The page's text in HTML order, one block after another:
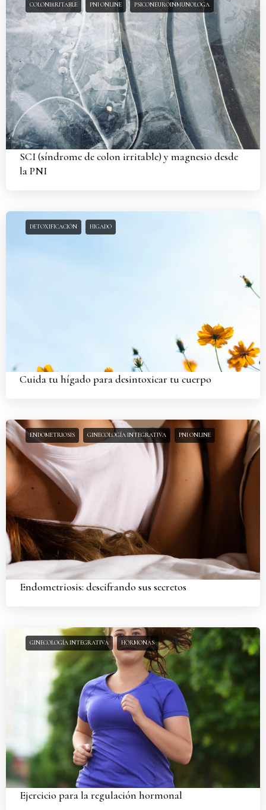
COLONIRRITABLE PNI ONLINE PSICONEUROINMUNOLOGA
SCI (síndrome de colon irritable) y magnesio desde
la PNI
DETOXIFICACIÓN HIGADO
Cuida tu hígado para desintoxicar tu cuerpo
ENDOMETRIOSIS GINECOLOGÍA INTEGRATIVA PNI ONLINE
Endometriosis: descifrando sus secretos
GINECOLOGÍA INTEGRATIVA HORMONAS
Ejercicio para la regulación hormonal